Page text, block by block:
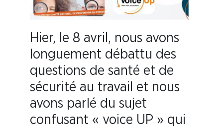
Hier, le 8 avril, nous avons
longuement débattu des
questions de santé et de
sécurité au travail et nous
avons parlé du sujet
confusant « voice UP » qui